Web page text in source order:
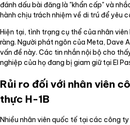
đánh dấu bài đăng là "khẩn cấp" và
hành chịu trách nhiệm về di trú để yêu
Hiện tại, tình trạng cụ thể của nhân
ràng. Người phát ngôn của Meta, Dave
vấn đề này. Các tin nhắn nội bộ cho
nghiệp của họ đang bị giam giữ tại El
Rủi ro đối với nhân viên
thực H-1B
Nhiều nhân viên quốc tế tại các công